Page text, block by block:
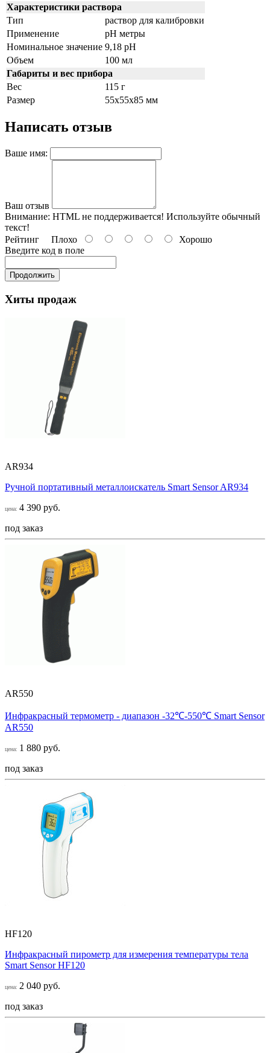
Характеристики раствора
Тип
раствор для калибровки
Применение
pH метры
Номинальное значение 9,18 pH
Объем
100 мл
Габариты и вес прибора
Вес
115 г
Размер
55x55x85 мм
Написать отзыв
Ваше имя:
Ваш отзыв
Внимание: HTML не поддерживается! Используйте обычный
текст!
Рейтинг Плохо
Хорошо
Введите код в поле
Продолжить
Хиты продаж
AR934
Ручной портативный металлоискатель Smart Sensor AR934
цена: 4 390 руб.
под заказ
AR550
Инфракрасный термометр - диапазон -32℃-550℃ Smart Sensor
AR550
цена: 1 880 руб.
под заказ
HF120
Инфракрасный пирометр для измерения температуры тела
Smart Sensor НF120
цена: 2 040 руб.
под заказ